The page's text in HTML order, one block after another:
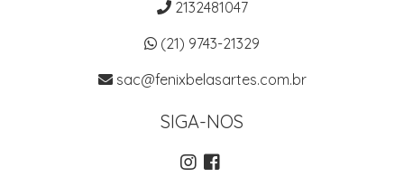
2132481047
(21) 9743-21329
sac@fenixbelasartes.com.br
SIGA-NOS